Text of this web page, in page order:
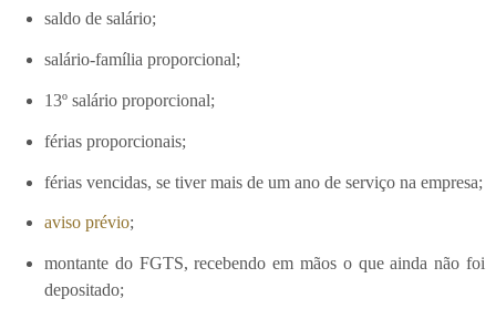
saldo de salário;
salário-família proporcional;
13º salário proporcional;
férias proporcionais;
férias vencidas, se tiver mais de um ano de serviço na empresa;
aviso prévio;
montante do FGTS, recebendo em mãos o que ainda não foi
depositado;